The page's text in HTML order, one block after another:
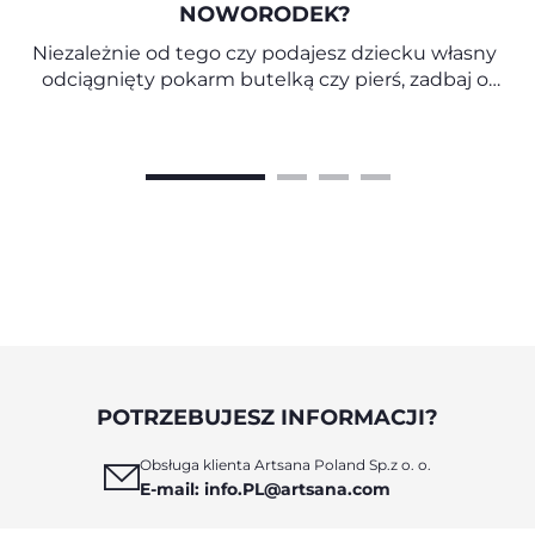
NOWORODEK?
Niezależnie od tego czy podajesz dziecku własny
odciągnięty pokarm butelką czy pierś, zadbaj o
POTRZEBUJESZ INFORMACJI?
Obsługa klienta Artsana Poland Sp.z o. o.
E-mail: info.PL@artsana.com